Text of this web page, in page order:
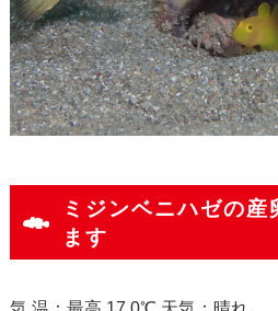
ミジンベニハゼの
ます